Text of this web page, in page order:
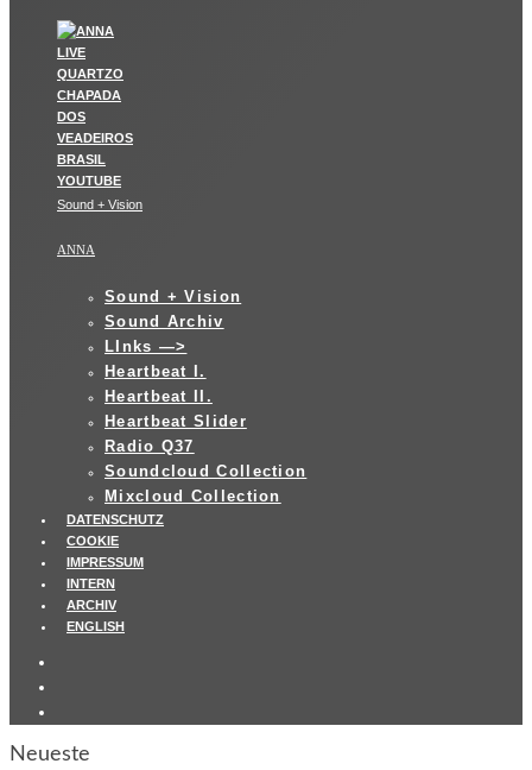
Sound + Vision
ANNA
Sound + Vision
Sound Archiv
LInks —>
Heartbeat I.
Heartbeat II.
Heartbeat Slider
Radio Q37
Soundcloud Collection
Mixcloud Collection
DATENSCHUTZ
COOKIE
IMPRESSUM
INTERN
ARCHIV
ENGLISH
Neueste